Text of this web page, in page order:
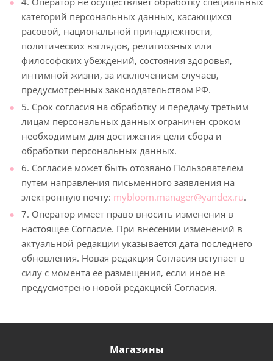
категорий персональных данных, касающихся
расовой, национальной принадлежности,
политических взглядов, религиозных или
философских убеждений, состояния здоровья,
интимной жизни, за исключением случаев,
предусмотренных законодательством РФ.
5. Срок согласия на обработку и передачу третьим
лицам персональных данных ограничен сроком
необходимым для достижения цели сбора и
обработки персональных данных.
6. Согласие может быть отозвано Пользователем
путем направления письменного заявления на
электронную почту: mybloom.manager@yandex.ru.
7. Оператор имеет право вносить изменения в
настоящее Согласие. При внесении изменений в
актуальной редакции указывается дата последнего
обновления. Новая редакция Согласия вступает в
силу с момента ее размещения, если иное не
предусмотрено новой редакцией Согласия.
Магазины